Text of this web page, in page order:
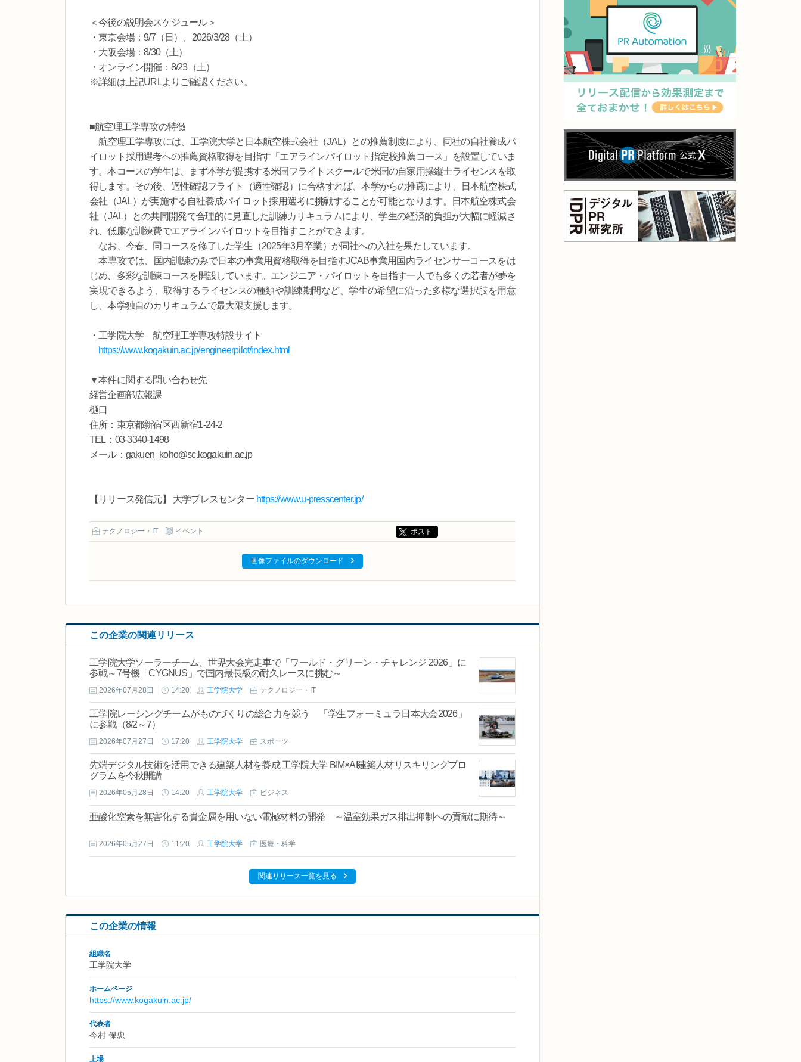
＜今後の説明会スケジュール＞
・東京会場：9/7（日）、2026/3/28（土）
・大阪会場：8/30（土）
・オンライン開催：8/23（土）
※詳細は上記URLよりご確認ください。
■航空理工学専攻の特徴
航空理工学専攻には、工学院大学と日本航空株式会社（JAL）との推薦制度により、同社の自社養成パ
イロット採用選考への推薦資格取得を目指す「エアラインパイロット指定校推薦コース」を設置していま
す。本コースの学生は、まず本学が提携する米国フライトスクールで米国の自家用操縦士ライセンスを取
得します。その後、適性確認フライト（適性確認）に合格すれば、本学からの推薦により、日本航空株式
会社（JAL）が実施する自社養成パイロット採用選考に挑戦することが可能となります。日本航空株式会
社（JAL）との共同開発で合理的に見直した訓練カリキュラムにより、学生の経済的負担が大幅に軽減さ
れ、低廉な訓練費でエアラインパイロットを目指すことができます。
なお、今春、同コースを修了した学生（2025年3月卒業）が同社への入社を果たしています。
本専攻では、国内訓練のみで日本の事業用資格取得を目指すJCAB事業用国内ライセンサーコースをは
じめ、多彩な訓練コースを開設しています。エンジニア・パイロットを目指す一人でも多くの若者が夢を
実現できるよう、取得するライセンスの種類や訓練期間など、学生の希望に沿った多様な選択肢を用意
し、本学独自のカリキュラムで最大限支援します。
・工学院大学 航空理工学専攻特設サイト
https://www.kogakuin.ac.jp/engineerpilot/index.html
▼本件に関する問い合わせ先
経営企画部広報課
樋口
住所：東京都新宿区西新宿1-24-2
TEL：03-3340-1498
メール：gakuen_koho@sc.kogakuin.ac.jp
【リリース発信元】 大学プレスセンター https://www.u-presscenter.jp/
テクノロジー・IT イベント ポスト
画像ファイルのダウンロード
この企業の関連リリース
工学院大学ソーラーチーム、世界大会完走車で「ワールド・グリーン・チャレンジ 2026」に
参戦～7号機「CYGNUS」で国内最長級の耐久レースに挑む～
2026年07月28日 14:20 工学院大学 テクノロジー・IT
工学院レーシングチームがものづくりの総合力を競う 「学生フォーミュラ日本大会2026」
に参戦（8/2～7）
2026年07月27日 17:20 工学院大学 スポーツ
先端デジタル技術を活用できる建築人材を養成 工学院大学 BIM×AI建築人材リスキリングプロ
グラムを今秋開講
2026年05月28日 14:20 工学院大学 ビジネス
亜酸化窒素を無害化する貴金属を用いない電極材料の開発 ～温室効果ガス排出抑制への貢献に期待～
2026年05月27日 11:20 工学院大学 医療・科学
関連リリース一覧を見る
この企業の情報
組織名
工学院大学
ホームページ
https://www.kogakuin.ac.jp/
代表者
今村 保忠
上場